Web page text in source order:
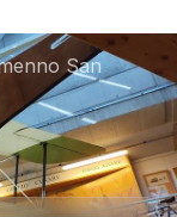
San